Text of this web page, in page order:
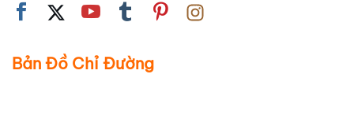
phát sinh thêm để đáp ứng thời gian giao hàng yêu cầu.
bạn đừng ngần ngại liên hệ với chúng tôi tại Quà Tặng In Logo
qua số điện thoại0879071727
Bản Đồ Chỉ Đường